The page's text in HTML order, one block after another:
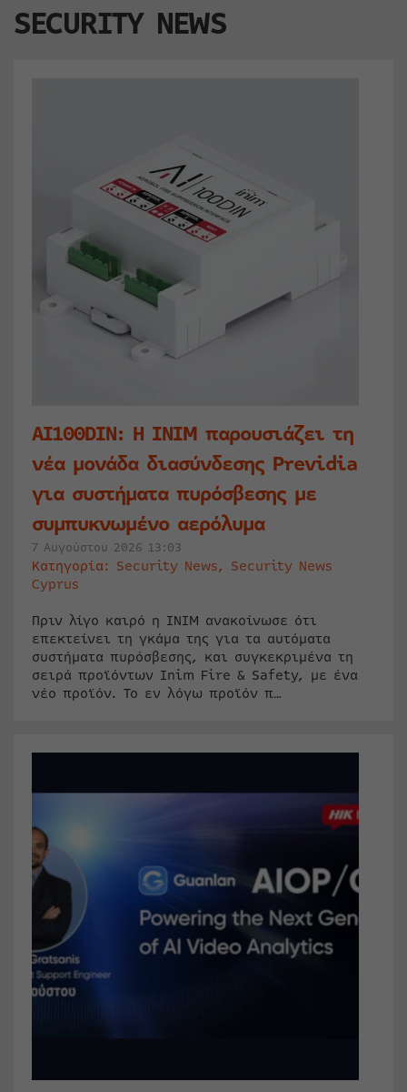
SECURITY NEWS
AI100DIN: Η INIM παρουσιάζει τη
νέα μονάδα διασύνδεσης Previdia
για συστήματα πυρόσβεσης με
συμπυκνωμένο αερόλυμα
7 Αυγούστου 2026 13:03
Κατηγορία: Security News, Security News
Cyprus
Πριν λίγο καιρό η INIM ανακοίνωσε ότι
επεκτείνει τη γκάμα της για τα αυτόματα
συστήματα πυρόσβεσης, και συγκεκριμένα τη
σειρά προϊόντων Inim Fire & Safety, με ένα
νέο προϊόν. Το εν λόγω προϊόν π…